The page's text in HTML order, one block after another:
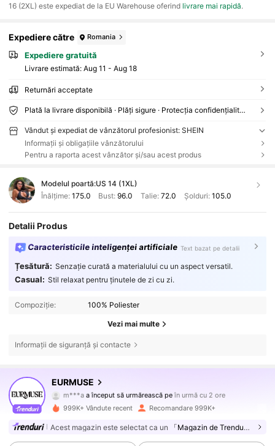
16 (2XL) este expediat de la EU Warehouse oferind livrare mai rapidă.
Expediere către Romania
Expediere gratuită
Livrare estimată: Aug 11 - Aug 18
Returnări acceptate
Plată la livrare disponibilă · Plăți sigure · Protecția confidențialității
Vândut și expediat de vânzătorul profesionist: SHEIN
Informații și obligațiile vânzătorului
Pentru a raporta acest vânzător și/sau acest produs
Modelul poartă:US 14 (1XL)
Înălțime: 175.0 Bust:96.0 Talie: 72.0 Șolduri: 105.0
Detalii Produs
Caracteristicile inteligenței artificiale Text bazat pe detalii
Țesătură: Senzație curată a materialului cu un aspect versatil.
Casual: Stil relaxat pentru ținutele de zi cu zi.
Compoziție: 100% Poliester
Vezi mai multe
Informații de siguranță și contacte
EURMUSE
m***aa început să urmărească pe
3***5navighează
4,75
354K Urmăritori
999K+ Vândute recent Recomandare 999K+
Acest magazin este selectat ca un 「Magazin de Trenduri」